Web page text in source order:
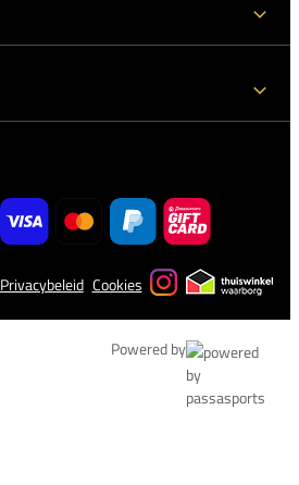
Privacybeleid Cookies
Powered by